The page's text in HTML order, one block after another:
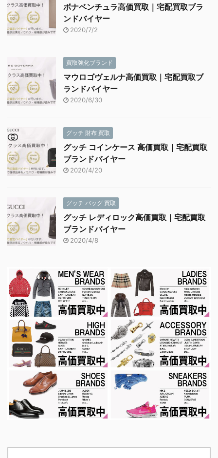
ボナベンチュラ高価買取｜宅配買取ブラ
ンドバイヤー
2020/7/2
買取強化ブランド
マウロゴヴェルナ高価買取｜宅配買取ブ
ランドバイヤー
2020/6/30
グッチ 財布 買取
グッチ コインケース 高価買取｜宅配買取
ブランドバイヤー
2020/4/20
グッチ バッグ 買取
グッチ レディロック高価買取｜宅配買取
ブランドバイヤー
2020/4/8